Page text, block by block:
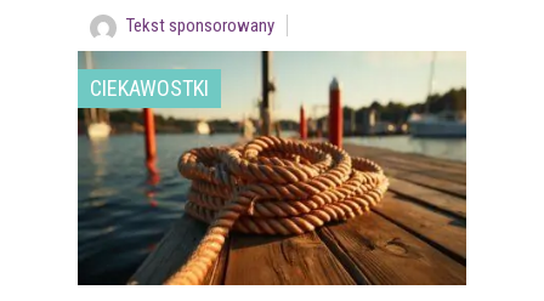
Tekst sponsorowany
CIEKAWOSTKI